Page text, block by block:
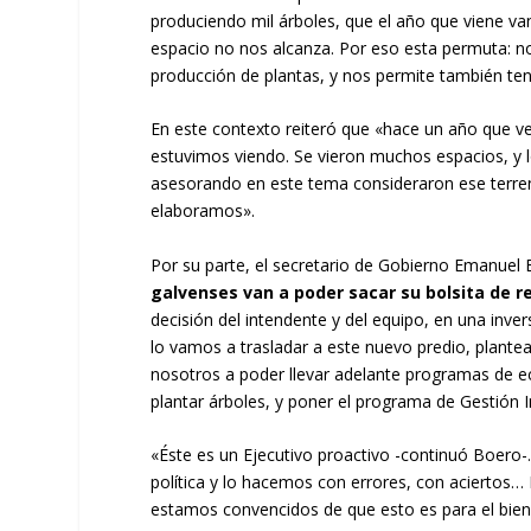
produciendo mil árboles, que el año que viene
espacio no nos alcanza. Por eso esta permuta:
producción de plantas, y nos permite también
En este contexto reiteró que «hace un año que
estuvimos viendo. Se vieron muchos espacios,
asesorando en este tema consideraron ese
elaboramos».
Por su parte, el secretario de Gobierno
galvenses van a poder sacar su bolsita de
decisión del intendente y del equipo, en una
lo vamos a trasladar a este nuevo predio,
nosotros a poder llevar adelante programas de
plantar árboles, y poner el programa de Gestión
«Éste es un Ejecutivo proactivo -continuó
política y lo hacemos con errores, con
estamos convencidos de que esto es para el